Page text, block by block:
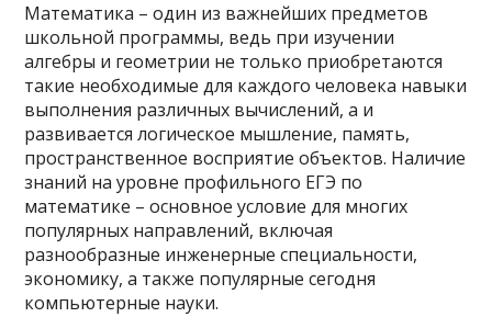
Математика – один из важнейших предметов
школьной программы, ведь при изучении
алгебры и геометрии не только приобретаются
такие необходимые для каждого человека навыки
выполнения различных вычислений, а и
развивается логическое мышление, память,
пространственное восприятие объектов. Наличие
знаний на уровне профильного ЕГЭ по
математике – основное условие для многих
популярных направлений, включая
разнообразные инженерные специальности,
экономику, а также популярные сегодня
компьютерные науки.